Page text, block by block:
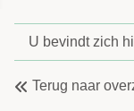
U bevindt zich
Terug naar